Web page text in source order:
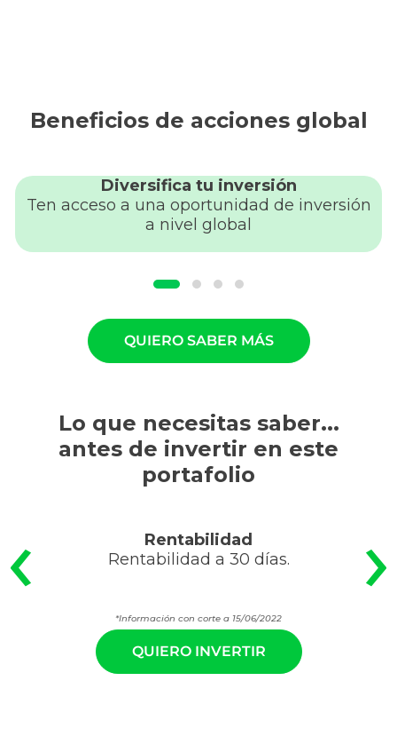
Beneficios de acciones global
Diversifica tu inversión
Ten acceso a una oportunidad de inversión
a nivel global
QUIERO SABER MÁS
Lo que necesitas saber...
antes de invertir en este
portafolio
Rentabilidad
Rentabilidad a 30 días.
‹ ›
*Información con corte a 15/06/2022
QUIERO INVERTIR